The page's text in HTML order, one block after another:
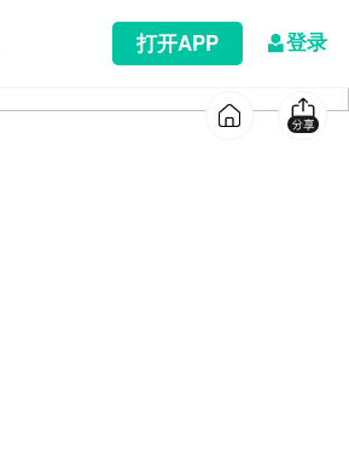
打开APP 登录